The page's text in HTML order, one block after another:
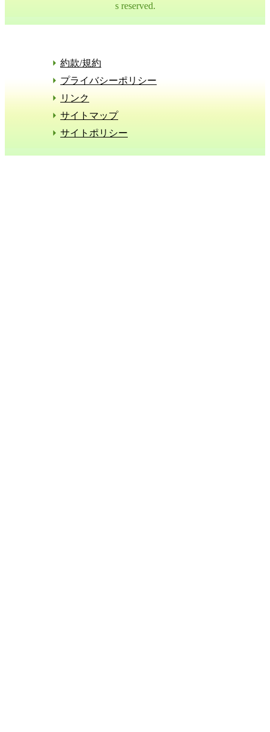
s reserved.
約款/規約
プライバシーポリシー
リンク
サイトマップ
サイトポリシー